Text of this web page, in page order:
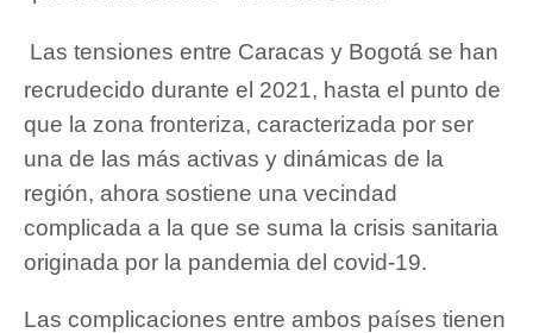
Las tensiones entre Caracas y Bogotá se han
recrudecido durante el 2021, hasta el punto de
que la zona fronteriza, caracterizada por ser
una de las más activas y dinámicas de la
región, ahora sostiene una vecindad
complicada a la que se suma la crisis sanitaria
originada por la pandemia del covid-19.
Las complicaciones entre ambos países tienen